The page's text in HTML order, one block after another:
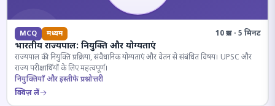
MCQ मध्यम 10 प्रश्न · 5 मिनट
भारतीय राज्यपाल: नियुक्ति और योग्यताएं
राज्यपाल की नियुक्ति प्रक्रिया, संवैधानिक योग्यताएं और वेतन से संबंधित विषय। UPSC और
राज्य परीक्षार्थियों के लिए महत्वपूर्ण।
नियुक्तियाँ और इस्तीफे प्रश्नोत्तरी
क्विज़ लें